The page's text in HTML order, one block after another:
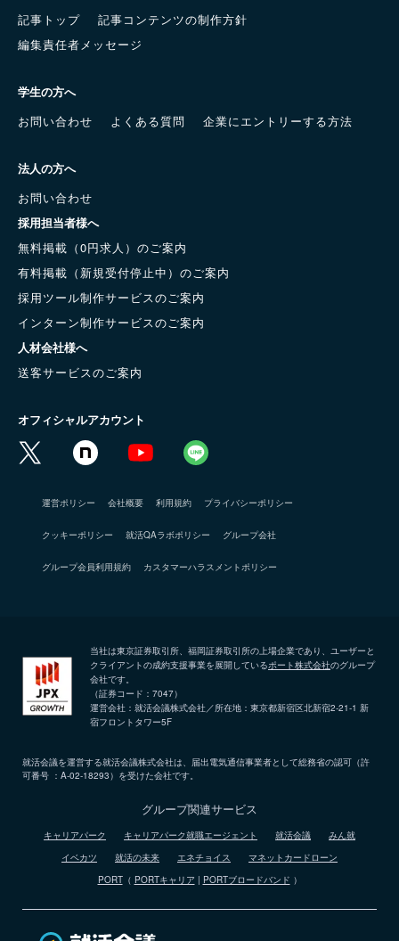
記事トップ
記事コンテンツの制作方針
編集責任者メッセージ
学生の方へ
お問い合わせ
よくある質問 企業にエントリーする方法
法人の方へ
お問い合わせ
採用担当者様へ
無料掲載（0円求人）のご案内
有料掲載（新規受付停止中）のご案内
採用ツール制作サービスのご案内
インターン制作サービスのご案内
人材会社様へ
送客サービスのご案内
オフィシャルアカウント
運営ポリシー 会社概要 利用規約 プライバシーポリシー
クッキーポリシー 就活QAラボポリシー グループ会社
グループ会員利用規約 カスタマーハラスメントポリシー
当社は東京証券取引所、福岡証券取引所の上場企業であり、ユーザーと
クライアントの成約支援事業を展開しているポート株式会社のグループ
会社です。
（証券コード：7047）
運営会社：就活会議株式会社／所在地：東京都新宿区北新宿2-21-1 新
宿フロントタワー5F
就活会議を運営する就活会議株式会社は、届出電気通信事業者として総務省の認可（許
可番号 ：A-02-18293）を受けた会社です。